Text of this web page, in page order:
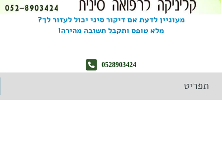
מעוניין לדעת אם דיקור סיני יכול לעזור לך?
מלא טופס ותקבל תשובה מהירה!
0528903424
תפריט